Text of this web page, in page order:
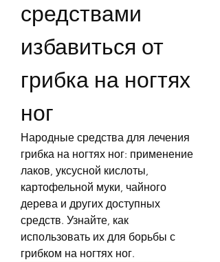
средствами
избавиться от
грибка на ногтях
ног
Народные средства для лечения
грибка на ногтях ног: применение
лаков, уксусной кислоты,
картофельной муки, чайного
дерева и других доступных
средств. Узнайте, как
использовать их для борьбы с
грибком на ногтях ног.